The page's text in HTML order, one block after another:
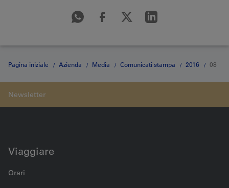
Pagina iniziale Azienda Media Comunicati stampa 2016 08
Viaggiare
Orari